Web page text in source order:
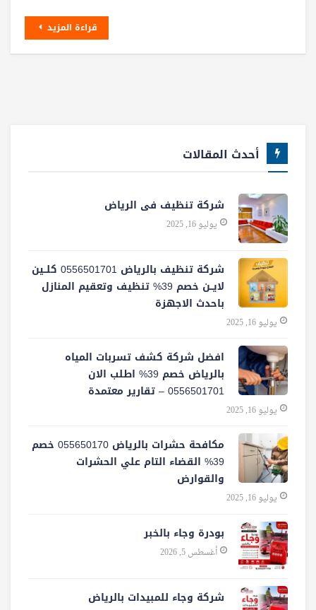
قراءة المزيد
أحدث المقالات
شركة تنظيف فى الرياض
يوليو 16, 2025
شركة تنظيف بالرياض 0556501701 كلــين
لايــن خصم 39% تنظيف وتعقيم المنازل
باحدث الاجهزة
يوليو 16, 2025
افضل شركة كشف تسربات المياه
بالرياض خصم 39% اطلب الان
0556501701‬‏ – تقارير معتمدة
يوليو 16, 2025
مكافحة حشرات بالرياض 055650170 خصم
39% القضاء التام علي الحشرات
والقوارض
يوليو 16, 2025
بودرة وجاء بالخبر
أغسطس 5, 2026
شركة وجاء للمبيدات بالرياض